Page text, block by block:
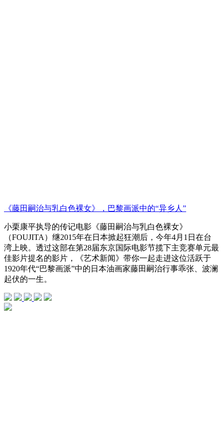
《藤田嗣治与乳白色裸女》，巴黎画派中的“异乡人”
小栗康平执导的传记电影《藤田嗣治与乳白色裸女》
（FOUJITA）继2015年在日本掀起狂潮后，今年4月1日在台
湾上映。透过这部在第28届东京国际电影节揽下主竞赛单元最
佳影片提名的影片，《艺术新闻》带你一起走进这位活跃于
1920年代“巴黎画派”中的日本油画家藤田嗣治行事乖张、波澜
起伏的一生。